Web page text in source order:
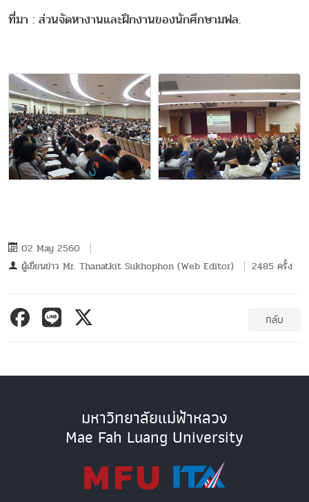
ที่มา : ส่วนจัดหางานและฝึกงานของนักศึกษามฟล.
02 May 2560
ผู้เขียนข่าว Mr. Thanatkit Sukhophon (Web Editor) 2485 ครั้ง
กลับ
มหาวิทยาลัยแม่ฟ้าหลวง
Mae Fah Luang University